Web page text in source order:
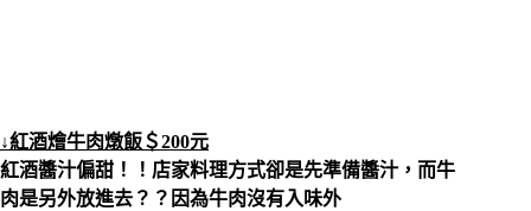
↓紅酒燴牛肉燉飯＄200元
紅酒醬汁偏甜！！店家料理方式卻是先準備醬汁，而牛
肉是另外放進去？？因為牛肉沒有入味外